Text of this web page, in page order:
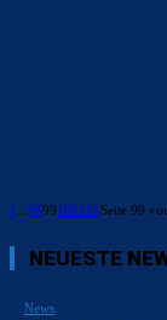
1 9899100101Seite 99
NEUESTE
News